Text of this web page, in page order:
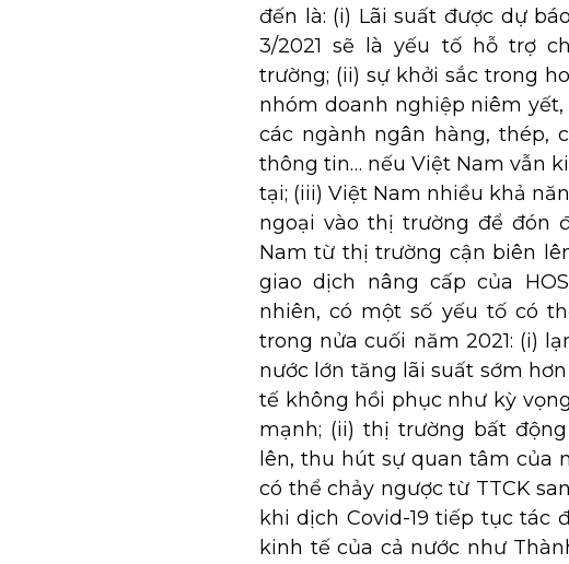
đến là: (i) Lãi suất được dự
3/2021 sẽ là yếu tố hỗ trợ
trường; (ii) sự khởi sắc trong
nhóm doanh nghiệp niêm
các ngành ngân hàng, thép,
thông tin… nếu Việt Nam vẫn
tại; (iii) Việt Nam nhiều khả
ngoại vào thị trường để đón
Nam từ thị trường cận biên
giao dịch nâng cấp của
nhiên, có một số yếu tố có
trong nửa cuối năm 2021: (i)
nước lớn tăng lãi suất sớm
tế không hồi phục như kỳ
mạnh; (ii) thị trường bất
lên, thu hút sự quan tâm của
có thể chảy ngược từ TTCK
khi dịch Covid-19 tiếp tục
kinh tế của cả nước như